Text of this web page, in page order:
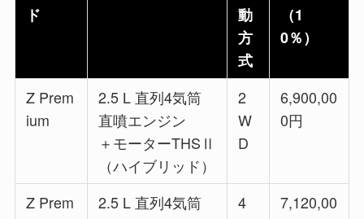
ド
動
方
式
（1
0％）
Z Prem
ium
2.5 L 直列4気筒
直噴エンジン
＋モーターTHSⅡ
（ハイブリッド）
2
W
D
6,900,00
0円
Z Prem
2.5 L 直列4気筒
4
7,120,00